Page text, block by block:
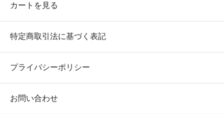
カートを見る
特定商取引法に基づく表記
プライバシーポリシー
お問い合わせ